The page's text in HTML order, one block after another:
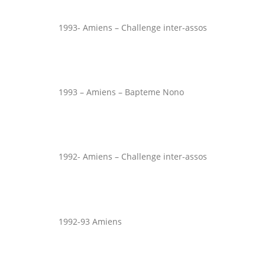
1993- Amiens – Challenge inter-assos
1993 – Amiens – Bapteme Nono
1992- Amiens – Challenge inter-assos
1992-93 Amiens